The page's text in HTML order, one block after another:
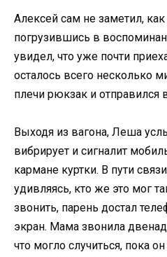
Алексей сам не заметил,
погрузившись в
увидел, что уже почти
осталось всего несколько
плечи рюкзак и отправился
Выходя из вагона, Леша
вибрирует и сигналит
кармане куртки. В пути
удивляясь, кто же это мог
звонить, парень достал
экран. Мама звонила
что могло случиться, пока